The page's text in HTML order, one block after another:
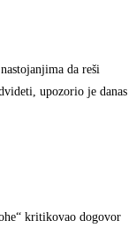
da reši
upozorio je danas
kritikovao dogovor